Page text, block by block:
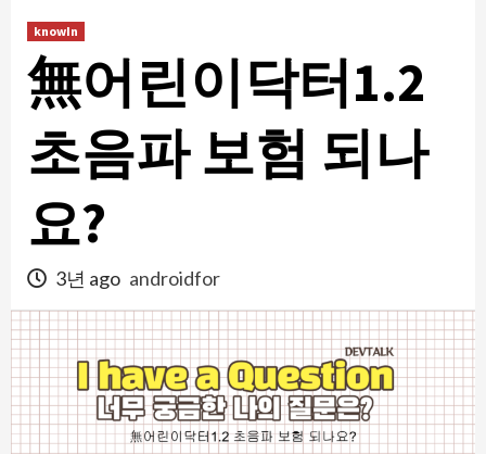
knowIn
無어린이닥터1.2
초음파 보험 되나
요?
3년 ago androidfor